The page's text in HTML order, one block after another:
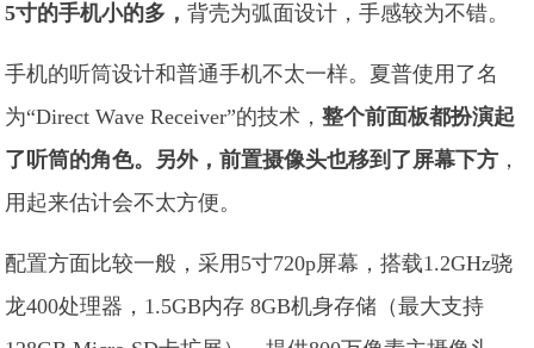
5寸的手机小的多，背壳为弧面设计，手感较为不错。
手机的听筒设计和普通手机不太一样。夏普使用了名
为“Direct Wave Receiver”的技术，整个前面板都扮演起
了听筒的角色。另外，前置摄像头也移到了屏幕下方 ，
用起来估计会不太方便。
配置方面比较一般，采用5寸720p屏幕，搭载1.2GHz骁
龙400处理器，1.5GB内存 8GB机身存储（最大支持